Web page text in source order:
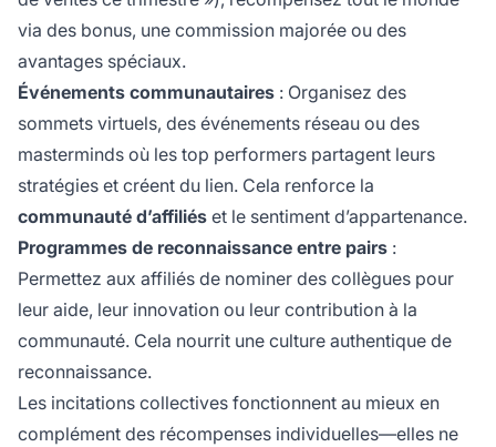
via des bonus, une commission majorée ou des
avantages spéciaux.
Événements communautaires : Organisez des
sommets virtuels, des événements réseau ou des
masterminds où les top performers partagent leurs
stratégies et créent du lien. Cela renforce la
communauté d’affiliés et le sentiment d’appartenance.
Programmes de reconnaissance entre pairs :
Permettez aux affiliés de nominer des collègues pour
leur aide, leur innovation ou leur contribution à la
communauté. Cela nourrit une culture authentique de
reconnaissance.
Les incitations collectives fonctionnent au mieux en
complément des récompenses individuelles—elles ne